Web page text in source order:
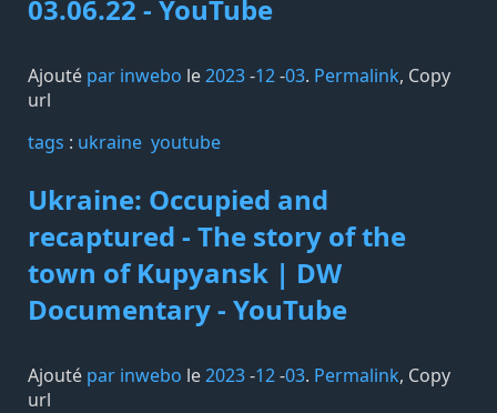
03.06.22 - YouTube
Ajouté par inwebo le2023-12-03. Permalink, Copy
url
tags️ : ukraine youtube
Ukraine: Occupied and
recaptured - The story of the
town of Kupyansk | DW
Documentary - YouTube
Ajouté par inwebo le2023-12-03. Permalink, Copy
url